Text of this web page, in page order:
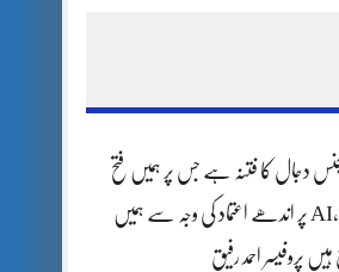
دجال کا فتنہ ہے جس پر ہمیں فتح
حاصل ہو گی،AI پر اندھے اعتماد کی وجہ سے ہمیں
پروفیسر احمد رفیق